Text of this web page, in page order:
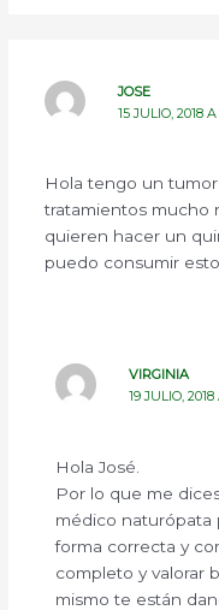
JOSE
15 JULIO, 2018
Hola tengo un
tratamientos mucho
quieren hacer un
puedo consumir
VIRGINIA
19 JULIO,
Hola José.
Por lo que me
médico naturópata
forma correcta y
completo y valorar
mismo te están